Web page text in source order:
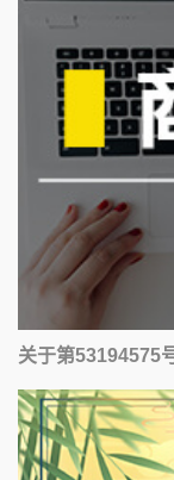
关于第53194575